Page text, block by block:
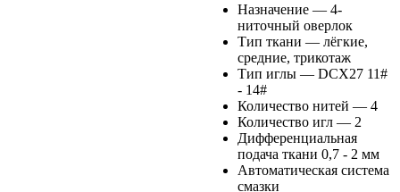
Назначение — 4-
ниточный оверлок
Тип ткани — лёгкие,
средние, трикотаж
Тип иглы — DCX27 11#
- 14#
Количество нитей — 4
Количество игл — 2
Дифференциальная
подача ткани 0,7 - 2 мм
Автоматическая система
смазки